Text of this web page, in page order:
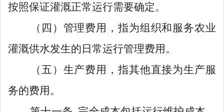
按照保证灌溉正常运行需要确定。
（四） 管理费用，指为组织和服务农业
灌溉供水发生的日常运行管理费用。
（五） 生产费用，指其他直接为生产服
务的费用 。